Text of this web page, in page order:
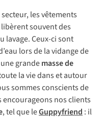
les vêtements
souvent des
lavage. Ceux-ci sont
lors de la vidange de
grandemasse de
la vie dans et autour
sommes conscients de
encourageons nos clients
, tel que leGuppyfriend : il